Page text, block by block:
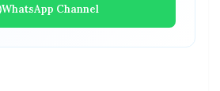
WhatsApp Channel